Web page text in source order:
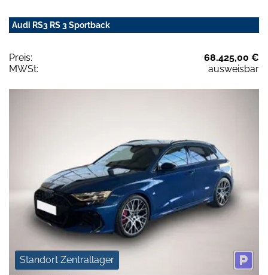
Audi RS3 RS 3 Sportback
Preis:
68.425,00 €
MWSt:
ausweisbar
Standort Zentrallager